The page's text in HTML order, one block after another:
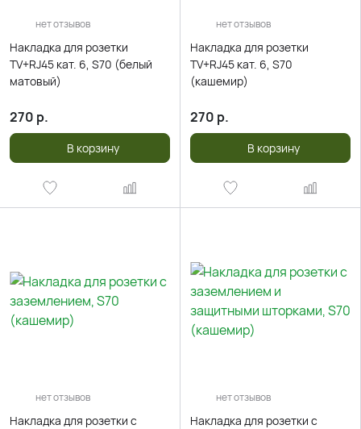
нет отзывов
Накладка для розетки
TV+RJ45 кат. 6, S70 (белый
матовый)
270 р.
В корзину
нет отзывов
Накладка для розетки
TV+RJ45 кат. 6, S70
(кашемир)
270 р.
В корзину
нет отзывов
Накладка для розетки с
нет отзывов
Накладка для розетки с